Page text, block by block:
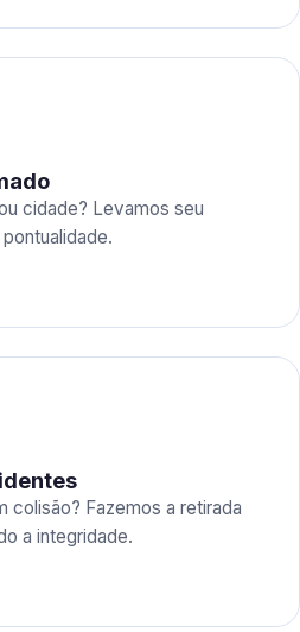
cidade? Levamos seu
colisão? Fazemos a retirada
a integridade.